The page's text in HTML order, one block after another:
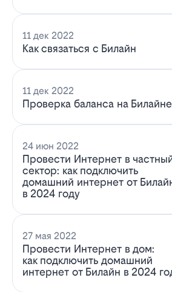
11 дек 2022
Как связаться с Билайн
11 дек 2022
Проверка баланса на Билайне
24 июн 2022
Провести Интернет в
сектор: как подключить
домашний интернет от
в 2024 году
27 мая 2022
Провести Интернет в дом:
как подключить домашний
интернет от Билайн в 2024